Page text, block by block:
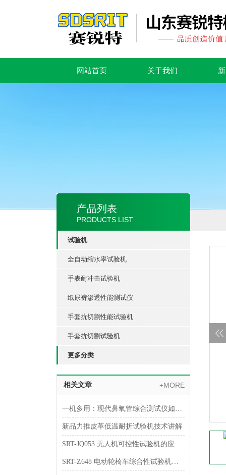
网站首页 关于我们
产品列表
PRODUCTS LIST
试验机
全自动缩水率试验机
手表耐冲击试验机
纸尿裤渗透性能测试仪
手套抗切割性能试验机
手套抗切割试验机
更多分类
相关文章 +MORE
一机多用：现代鼻氧管综合测试仪如何实现多参数一体化检测
新品力推皮革低温耐折试验机技术讲解
SRT-JQ053 无人机可控性试验机的应用介绍 可按需定制
SRT-Z648 电动轮椅车综合性试验机的特点有哪些